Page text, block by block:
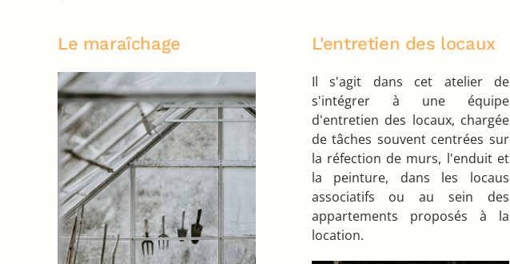
Le maraîchage L'entretien des locaux
Il s'agit dans cet atelier de
s'intégrer à une équipe
d'entretien des locaux, chargée
de tâches souvent centrées sur
la réfection de murs, l'enduit et
la peinture, dans les locaus
associatifs ou au sein des
appartements proposés à la
location.